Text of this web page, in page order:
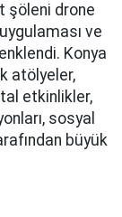
şöleni drone
ve
Konya
atölyeler,
etkinlikler,
sosyal
büyük